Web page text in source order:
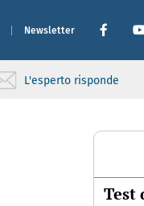
Newsletter
L'esperto risponde
Test